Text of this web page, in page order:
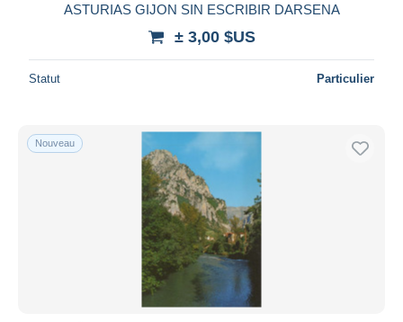
ASTURIAS GIJON SIN ESCRIBIR DARSENA
± 3,00 $US
Statut Particulier
Nouveau